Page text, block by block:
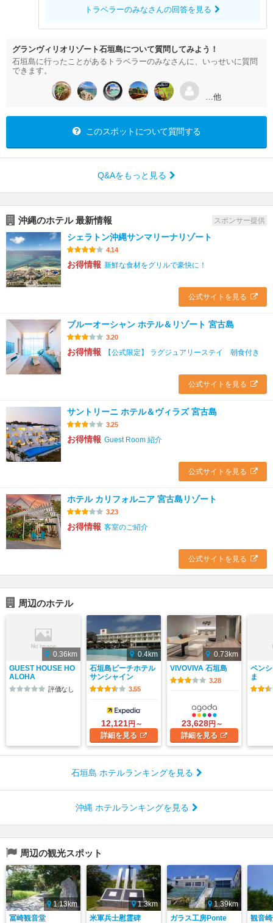
トラベラーのみなさんの回答を見る
グランヴィリオリゾート石垣島について質問してみよう！
石垣島に行ったことがあるトラベラーのみなさんに、いっせいに質問
できます。
…他
このスポットについて質問する
Q&Aをもっと見る
沖縄のホテル 最新情報 スポンサー提供
シェラトン沖縄サンマリーナリゾート
4.14
お得情報 新鮮な食材をグリルで豪快に！
公式サイトを見る
ブルーオーシャン ホテル＆リゾート 宮古島
3.20
お得情報 【公式限定】 ラグジュアリーステイ 朝食付き
公式サイトを見る
サントリーニ ホテル＆ヴィラズ 宮古島
3.25
お得情報 Guest Room 紹介
公式サイトを見る
ホテル カリフォルニア 宮古島リゾート
3.23
お得情報 客室のご紹介
公式サイトを見る
周辺のホテル
0.36km
GUEST HOUSE HO
ALOHA
評価なし
0.4km
石垣島ビーチホテル
サンシャイン
3.55
12,121円～
詳細を見る
0.73km
VIVOVIVA 石垣島
3.28
23,628円～
詳細を見る
ペン
ま
石垣島 ホテルランキングを見る
沖縄 ホテルランキングを見る
周辺の観光スポット
1.13km
冨崎観音堂
1.3km
米軍兵士慰霊碑
1.39km
ガラス工房Ponte
観音